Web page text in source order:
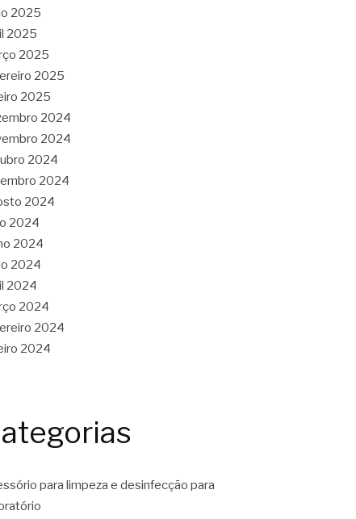
2025
2025
2025
2025
2025
2024
2024
2024
2024
2024
2024
2024
2024
2024
2024
2024
2024
para limpeza e desinfecção para